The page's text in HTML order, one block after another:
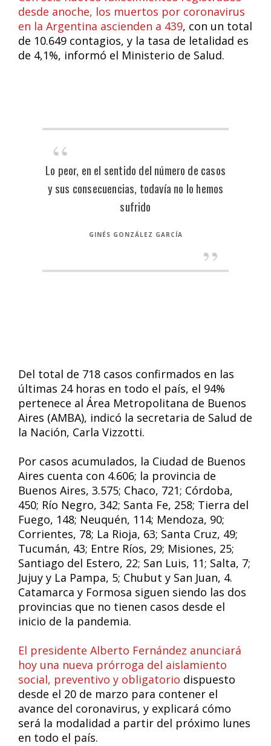
desde anoche, los muertos por coronavirus
en la Argentina ascienden a 439, con un total
de 10.649 contagios, y la tasa de letalidad es
de 4,1%, informó el Ministerio de Salud.
Lo peor, en el sentido del número de casos
y sus consecuencias, todavía no lo hemos
sufrido
GINÉS GONZÁLEZ GARCÍA
Del total de 718 casos confirmados en las
últimas 24 horas en todo el país, el 94%
pertenece al Área Metropolitana de Buenos
Aires (AMBA), indicó la secretaria de Salud de
la Nación, Carla Vizzotti.
Por casos acumulados, la Ciudad de Buenos
Aires cuenta con 4.606; la provincia de
Buenos Aires, 3.575; Chaco, 721; Córdoba,
450; Río Negro, 342; Santa Fe, 258; Tierra del
Fuego, 148; Neuquén, 114; Mendoza, 90;
Corrientes, 78; La Rioja, 63; Santa Cruz, 49;
Tucumán, 43; Entre Ríos, 29; Misiones, 25;
Santiago del Estero, 22; San Luis, 11; Salta, 7;
Jujuy y La Pampa, 5; Chubut y San Juan, 4.
Catamarca y Formosa siguen siendo las dos
provincias que no tienen casos desde el
inicio de la pandemia.
El presidente Alberto Fernández anunciará
hoy una nueva prórroga del aislamiento
social, preventivo y obligatorio dispuesto
desde el 20 de marzo para contener el
avance del coronavirus, y explicará cómo
será la modalidad a partir del próximo lunes
en todo el país.